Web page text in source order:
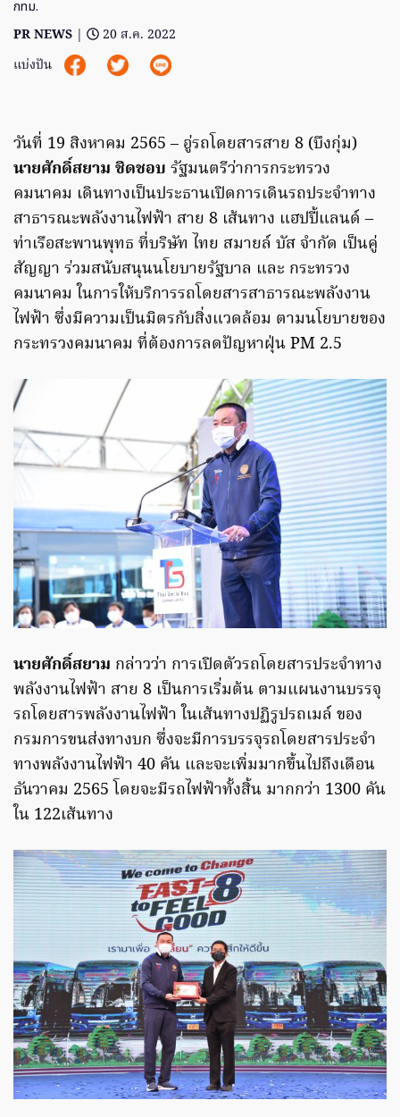
กทม.
PR NEWS |
20 ส.ค. 2022
แบ่งปัน
วันที่ 19 สิงหาคม 2565 – อู่รถโดยสารสาย 8 (บึงกุ่ม)
นายศักดิ์สยาม ชิดชอบ รัฐมนตรีว่าการกระทรวง
คมนาคม เดินทางเป็นประธานเปิดการเดินรถประจำทาง
สาธารณะพลังงานไฟฟ้า สาย 8 เส้นทาง แฮปปี้แลนด์ –
ท่าเรือสะพานพุทธ ที่บริษัท ไทย สมายล์ บัส จำกัด เป็นคู่
สัญญา ร่วมสนับสนุนนโยบายรัฐบาล และ กระทรวง
คมนาคม ในการให้บริการรถโดยสารสาธารณะพลังงาน
ไฟฟ้า ซึ่งมีความเป็นมิตรกับสิ่งแวดล้อม ตามนโยบายของ
กระทรวงคมนาคม ที่ต้องการลดปัญหาฝุ่น PM 2.5
นายศักดิ์สยาม กล่าวว่า การเปิดตัวรถโดยสารประจำทาง
พลังงานไฟฟ้า สาย 8 เป็นการเริ่มต้น ตามแผนงานบรรจุ
รถโดยสารพลังงานไฟฟ้า ในเส้นทางปฏิรูปรถเมล์ ของ
กรมการขนส่งทางบก ซึ่งจะมีการบรรจุรถโดยสารประจำ
ทางพลังงานไฟฟ้า 40 คัน และจะเพิ่มมากขึ้นไปถึงเดือน
ธันวาคม 2565 โดยจะมีรถไฟฟ้าทั้งสิ้น มากกว่า 1300 คัน
ใน 122เส้นทาง